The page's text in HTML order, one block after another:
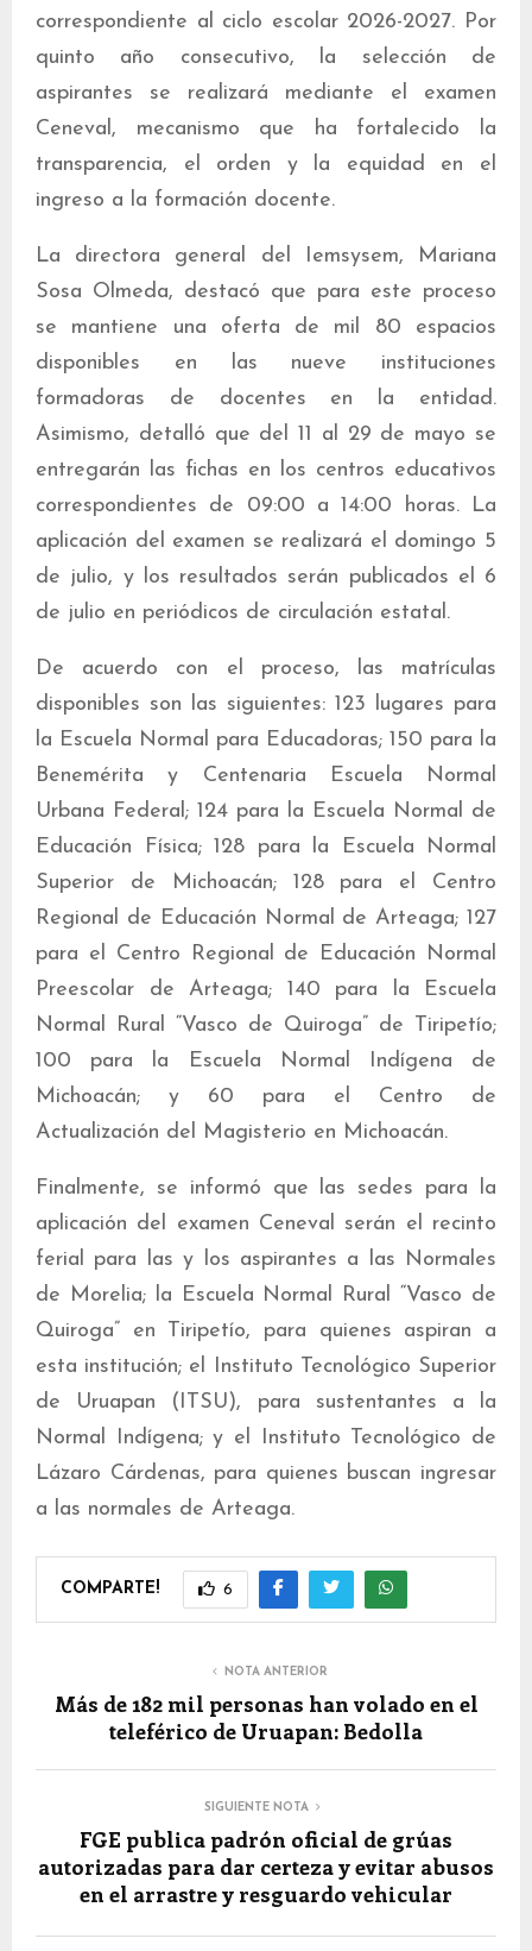
correspondiente al ciclo escolar 2026-2027. Por
quinto año consecutivo, la selección de
aspirantes se realizará mediante el examen
Ceneval, mecanismo que ha fortalecido la
transparencia, el orden y la equidad en el
ingreso a la formación docente.
La directora general del Iemsysem, Mariana
Sosa Olmeda, destacó que para este proceso
se mantiene una oferta de mil 80 espacios
disponibles en las nueve instituciones
formadoras de docentes en la entidad.
Asimismo, detalló que del 11 al 29 de mayo se
entregarán las fichas en los centros educativos
correspondientes de 09:00 a 14:00 horas. La
aplicación del examen se realizará el domingo 5
de julio, y los resultados serán publicados el 6
de julio en periódicos de circulación estatal.
De acuerdo con el proceso, las matrículas
disponibles son las siguientes: 123 lugares para
la Escuela Normal para Educadoras; 150 para la
Benemérita y Centenaria Escuela Normal
Urbana Federal; 124 para la Escuela Normal de
Educación Física; 128 para la Escuela Normal
Superior de Michoacán; 128 para el Centro
Regional de Educación Normal de Arteaga; 127
para el Centro Regional de Educación Normal
Preescolar de Arteaga; 140 para la Escuela
Normal Rural “Vasco de Quiroga” de Tiripetío;
100 para la Escuela Normal Indígena de
Michoacán; y 60 para el Centro de
Actualización del Magisterio en Michoacán.
Finalmente, se informó que las sedes para la
aplicación del examen Ceneval serán el recinto
ferial para las y los aspirantes a las Normales
de Morelia; la Escuela Normal Rural “Vasco de
Quiroga” en Tiripetío, para quienes aspiran a
esta institución; el Instituto Tecnológico Superior
de Uruapan (ITSU), para sustentantes a la
Normal Indígena; y el Instituto Tecnológico de
Lázaro Cárdenas, para quienes buscan ingresar
a las normales de Arteaga.
COMPARTE! 6
NOTA ANTERIOR
Más de 182 mil personas han volado en el
teleférico de Uruapan: Bedolla
SIGUIENTE NOTA
FGE publica padrón oficial de grúas
autorizadas para dar certeza y evitar abusos
en el arrastre y resguardo vehicular